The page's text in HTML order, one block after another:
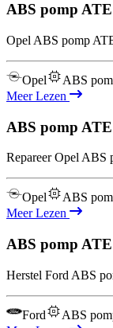
ABS pomp
Opel ABS pomp
Opel
ABS
Meer Lezen
ABS pomp
Repareer Opel ABS
Opel
ABS
Meer Lezen
ABS pomp
Herstel Ford ABS
Ford
ABS